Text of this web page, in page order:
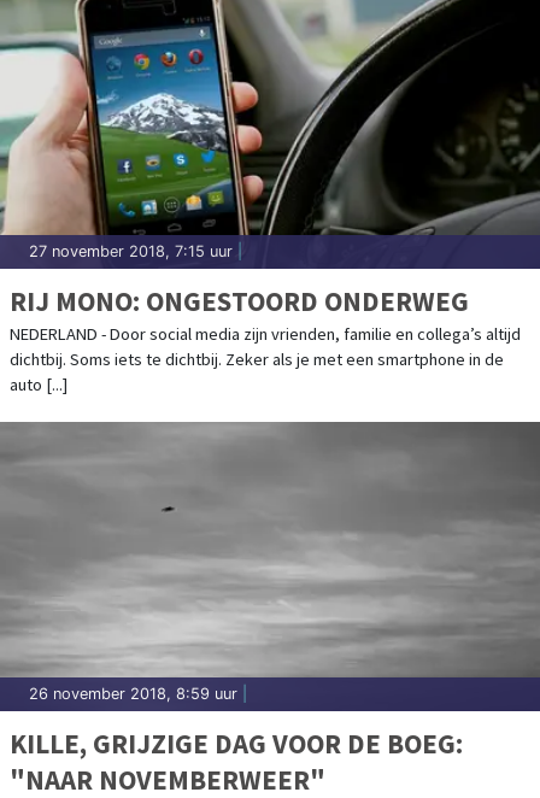
27 november 2018, 7:15 uur
RIJ MONO: ONGESTOORD ONDERWEG
NEDERLAND - Door social media zijn vrienden, familie en collega’s altijd
dichtbij. Soms iets te dichtbij. Zeker als je met een smartphone in de
auto [...]
26 november 2018, 8:59 uur
KILLE, GRIJZIGE DAG VOOR DE BOEG:
"NAAR NOVEMBERWEER"